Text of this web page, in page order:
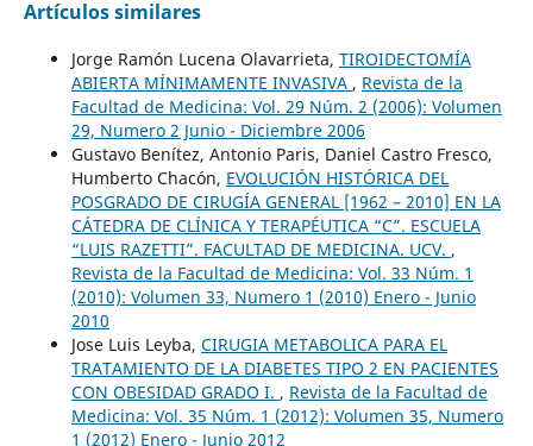
Artículos similares
Jorge Ramón Lucena Olavarrieta, TIROIDECTOMÍA
ABIERTA MÍNIMAMENTE INVASIVA , Revista de la
Facultad de Medicina: Vol. 29 Núm. 2 (2006): Volumen
29, Numero 2 Junio - Diciembre 2006
Gustavo Benítez, Antonio Paris, Daniel Castro Fresco,
Humberto Chacón, EVOLUCIÓN HISTÓRICA DEL
POSGRADO DE CIRUGÍA GENERAL [1962 – 2010] EN LA
CÁTEDRA DE CLÍNICA Y TERAPÉUTICA “C”. ESCUELA
“LUIS RAZETTI”. FACULTAD DE MEDICINA. UCV. ,
Revista de la Facultad de Medicina: Vol. 33 Núm. 1
(2010): Volumen 33, Numero 1 (2010) Enero - Junio
2010
Jose Luis Leyba, CIRUGIA METABOLICA PARA EL
TRATAMIENTO DE LA DIABETES TIPO 2 EN PACIENTES
CON OBESIDAD GRADO I. , Revista de la Facultad de
Medicina: Vol. 35 Núm. 1 (2012): Volumen 35, Numero
1 (2012) Enero - Junio 2012